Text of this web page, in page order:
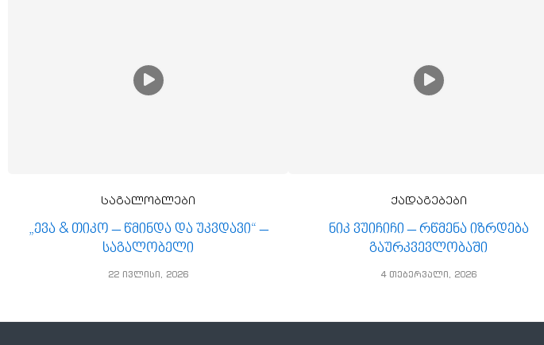
საგალობლები
„ევა & თიკო – წმინდა და უკვდავი“ –
საგალობელი
22 ივლისი, 2026
ქადაგებები
ნიკ ვუიჩიჩი – რწმენა იზრდება
გაურკვევლობაში
4 თებერვალი, 2026